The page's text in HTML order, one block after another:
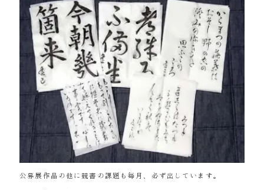
公募展作品の他に競書の課題も毎月、必ず出しています。